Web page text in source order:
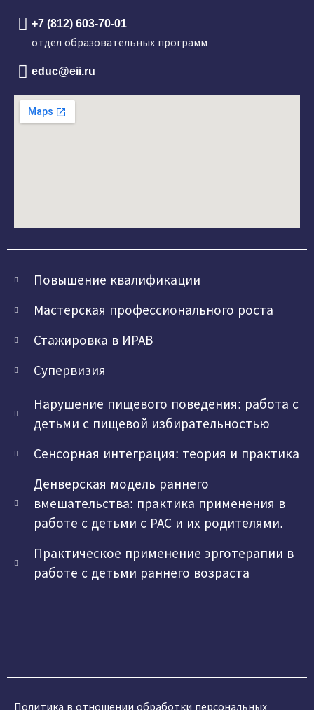
+7 (812) 603-70-01
отдел образовательных программ
educ@eii.ru
Повышение квалификации
Мастерская профессионального роста
Стажировка в ИРАВ
Супервизия
Нарушение пищевого поведения: работа с
детьми с пищевой избирательностью
Сенсорная интеграция: теория и практика
Денверская модель раннего
вмешательства: практика применения в
работе с детьми с РАС и их родителями.
Практическое применение эрготерапии в
работе с детьми раннего возраста
Политика в отношении обработки персональных